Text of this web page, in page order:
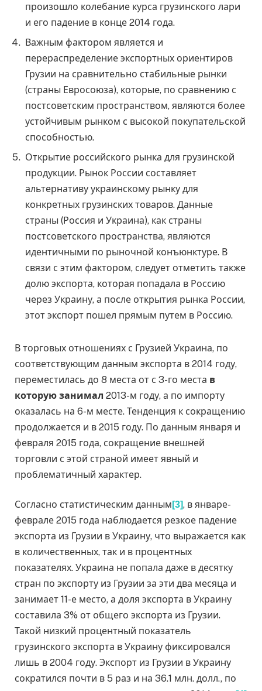
произошло колебание курса грузинского лари
и его падение в конце 2014 года.
Важным фактором является и
перераспределение экспортных ориентиров
Грузии на сравнительно стабильные рынки
(страны Евросоюза), которые, по сравнению с
постсоветским пространством, являются более
устойчивым рынком с высокой покупательской
способностью.
Открытие российского рынка для грузинской
продукции. Рынок России составляет
альтернативу украинскому рынку для
конкретных грузинских товаров. Данные
страны (Россия и Украина), как страны
постсоветского пространства, являются
идентичными по рыночной конъюнктуре. В
связи с этим фактором, следует отметить также
долю экспорта, которая попадала в Россию
через Украину, а после открытия рынка России,
этот экспорт пошел прямым путем в Россию.
В торговых отношениях с Грузией Украина, по
соответствующим данным экспорта в 2014 году,
переместилась до 8 места от с 3-го места в
которую занимал 2013-м году, а по импорту
оказалась на 6-м месте. Тенденция к сокращению
продолжается и в 2015 году. По данным января и
февраля 2015 года, сокращение внешней
торговли с этой страной имеет явный и
проблематичный характер.
Согласно статистическим данным [3], в январе-
феврале 2015 года наблюдается резкое падение
экспорта из Грузии в Украину, что выражается как
в количественных, так и в процентных
показателях. Украина не попала даже в десятку
стран по экспорту из Грузии за эти два месяца и
занимает 11-е место, а доля экспорта в Украину
составила 3% от общего экспорта из Грузии.
Такой низкий процентный показатель
грузинского экспорта в Украину фиксировался
лишь в 2004 году. Экспорт из Грузии в Украину
сократился почти в 5 раз и на 36.1 млн. долл., по